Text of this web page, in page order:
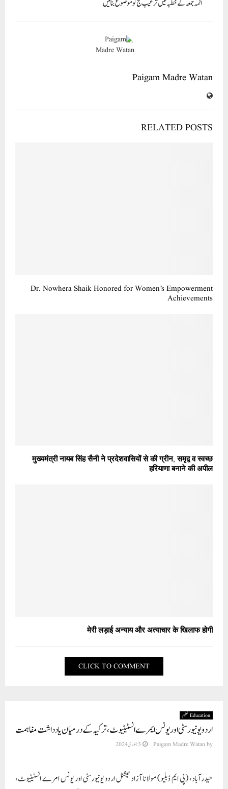
ائمہ جمعہ کے خطبہ میں ترغیب حج کو موضوع بنائیں
Paigam Madre Watan
RELATED POSTS
Dr. Nowhera Shaik Honored for Women’s Empowerment
Achievements
मुख्यमंत्री नायब सिंह सैनी ने प्रदेशवासियों से की ग्रीन, समृद्व व स्वच्छ
हरियाणा बनाने की अपील
मेरी लड़ाई अन्याय और अत्याचार के खिलाफ होगी
CLICK TO COMMENT
Education تعلیم
اردو یونیورسٹی اور یونس ایمرے انسٹیٹیوٹ، ترکیہ کے درمیان یادداشت مفاہمت
by
Paigam Madre Watan 3 جنوری 2024
حیدرآباد، (پی ایم ڈبلیو) مولانا آزاد نیشنل اردو یونیورسٹی اور یونس امرے انسٹیٹیوٹ،